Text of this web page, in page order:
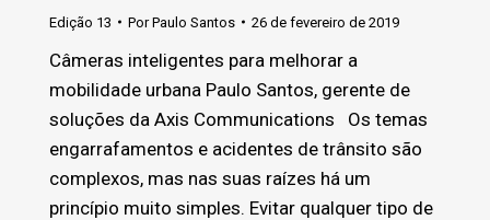
Edição 13 PorPaulo Santos 26 de fevereiro de 2019
Câmeras inteligentes para melhorar a
mobilidade urbana Paulo Santos, gerente de
soluções da Axis Communications Os temas
engarrafamentos e acidentes de trânsito são
complexos, mas nas suas raízes há um
princípio muito simples. Evitar qualquer tipo de